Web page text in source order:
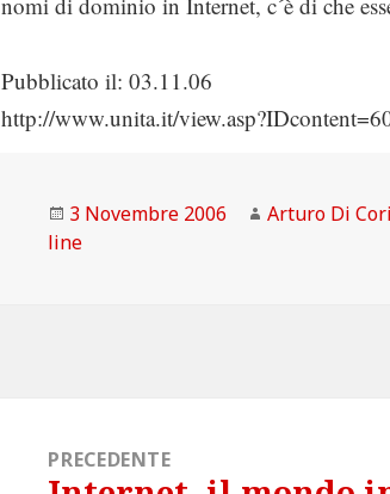
Pubblicato il: 03.11.06
http://www.unita.it/
Scritto
il
3 Novembre 2006 Autore
Arturo Di
line
PRECEDENTE